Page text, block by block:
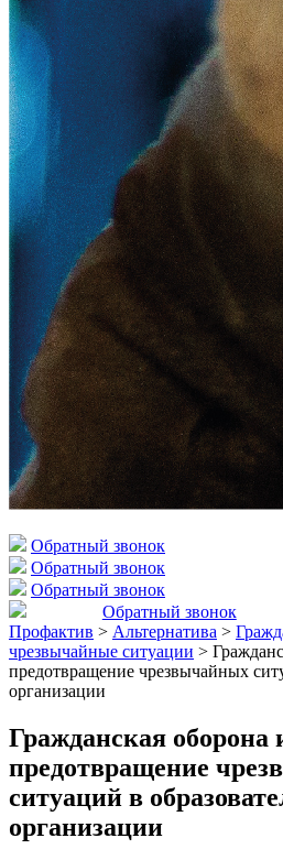
Обратный звонок
Обратный звонок
Обратный звонок
Обратный звонок
Профактив > Альтернатива >
чрезвычайные ситуации >
предотвращение чрезвычайных
организации
Гражданская оборона
предотвращение
ситуаций в
организации